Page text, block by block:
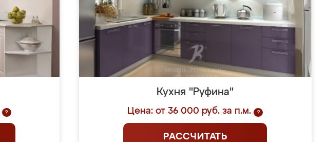
?
Кухня "Руфина"
Цена: от 36 000 руб. за п.м. ?
РАССЧИТАТЬ